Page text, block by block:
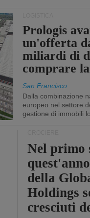
Prologis
un'offerta
miliardi di
comprare
San Francisco
Dalla combinazione
europeo nel settore
gestione di immobili
Nel primo
della
Holdings
cresciuti